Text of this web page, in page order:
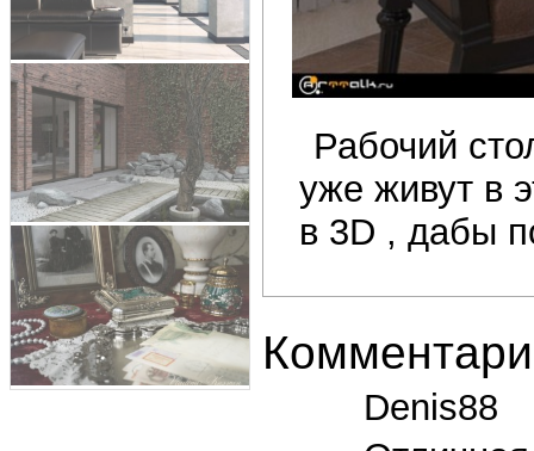
Рабочий
уже живут в
в 3D , дабы
Denis88